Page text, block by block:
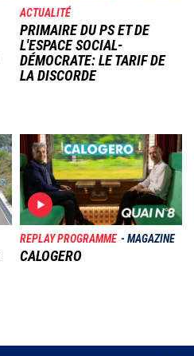
ACTUALITÉ
PRIMAIRE DU PS ET DE
L'ESPACE SOCIAL-
DÉMOCRATE: LE TARIF DE
LA DISCORDE
Image
REPLAY PROGRAMME MAGAZINE
CALOGERO